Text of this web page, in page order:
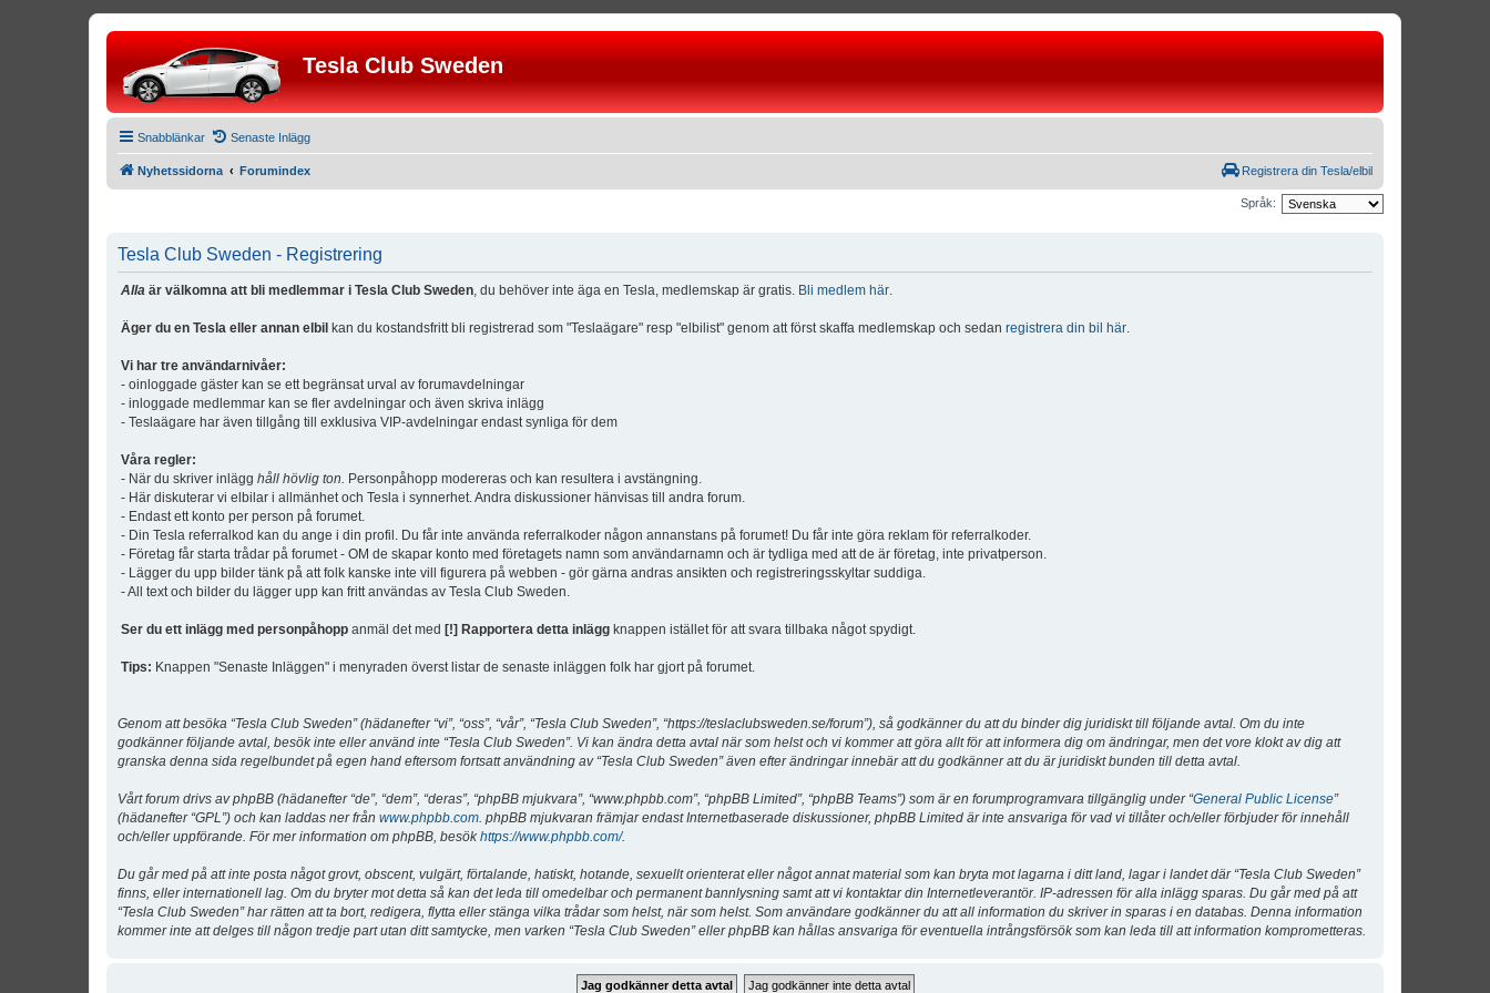
Tesla Club Sweden
Snabblänkar Senaste Inlägg
Nyhetssidorna Forumindex Registrera din Tesla/elbil
Språk:
Tesla Club Sweden - Registrering
Alla är välkomna att bli medlemmar i Tesla Club Sweden , du behöver inte äga en Tesla, medlemskap är gratis. Bli medlem här
Äger du en Tesla eller annan elbil kan du kostandsfritt bli registrerad som "Teslaägare" resp "elbilist" genom att först skaffa medlemskap och sedan registrera din bil här
Vi har tre användarnivåer:
- oinloggade gäster kan se ett begränsat urval av forumavdelningar
- inloggade medlemmar kan se fler avdelningar och även skriva inlägg
- Teslaägare har även tillgång till exklusiva VIP-avdelningar endast synliga för dem
Våra regler:
- När du skriver inlägg håll hövlig ton. Personpåhopp modereras och kan resultera i avstängning.
- Här diskuterar vi elbilar i allmänhet och Tesla i synnerhet. Andra diskussioner hänvisas till andra forum.
- Endast ett konto per person på forumet.
- Din Tesla referralkod kan du ange i din profil. Du får inte använda referralkoder någon annanstans på forumet! Du får inte göra reklam för referralkoder.
- Företag får starta trådar på forumet - OM de skapar konto med företagets namn som användarnamn och är tydliga med att de är företag, inte privatperson.
- Lägger du upp bilder tänk på att folk kanske inte vill figurera på webben - gör gärna andras ansikten och registreringsskyltar suddiga.
- All text och bilder du lägger upp kan fritt användas av Tesla Club Sweden.
Ser du ett inlägg med personpåhopp anmäl det med [!] Rapportera detta inlägg knappen istället för att svara tillbaka något spydigt.
Tips: Knappen "Senaste Inläggen" i menyraden överst listar de senaste inläggen folk har gjort på forumet.
Genom att besöka “Tesla Club Sweden” (hädanefter “vi”, “oss”, “vår”, “Tesla Club Sweden”, “https://teslaclubsweden.se/forum”), så godkänner du att du binder dig juridiskt till följande avtal. Om du inte
godkänner följande avtal, besök inte eller använd inte “Tesla Club Sweden”. Vi kan ändra detta avtal när som helst och vi kommer att göra allt för att informera dig om ändringar, men det vore klokt av dig att
granska denna sida regelbundet på egen hand eftersom fortsatt användning av “Tesla Club Sweden” även efter ändringar innebär att du godkänner att du är juridiskt bunden till detta avtal.
Vårt forum drivs av phpBB (hädanefter “de”, “dem”, “deras”, “phpBB mjukvara”, “www.phpbb.com”, “phpBB Limited”, “phpBB Teams”) som är en forumprogramvara tillgänglig under “General Public License”
(hädanefter “GPL”) och kan laddas ner från www.phpbb.com . phpBB mjukvaran främjar endast Internetbaserade diskussioner, phpBB Limited är inte ansvariga för vad vi tillåter och/eller förbjuder för innehåll
och/eller uppförande. För mer information om phpBB, besökhttps://www.phpbb.com/.
Du går med på att inte posta något grovt, obscent, vulgärt, förtalande, hatiskt, hotande, sexuellt orienterat eller något annat material som kan bryta mot lagarna i ditt land, lagar i landet där “Tesla Club Sweden”
finns, eller internationell lag. Om du bryter mot detta så kan det leda till omedelbar och permanent bannlysning samt att vi kontaktar din Internetleverantör. IP-adressen för alla inlägg sparas. Du går med på att
“Tesla Club Sweden” har rätten att ta bort, redigera, flytta eller stänga vilka trådar som helst, när som helst. Som användare godkänner du att all information du skriver in sparas i en databas. Denna information
kommer inte att delges till någon tredje part utan ditt samtycke, men varken “Tesla Club Sweden” eller phpBB kan hållas ansvariga för eventuella intrångsförsök som kan leda till att information komprometteras.